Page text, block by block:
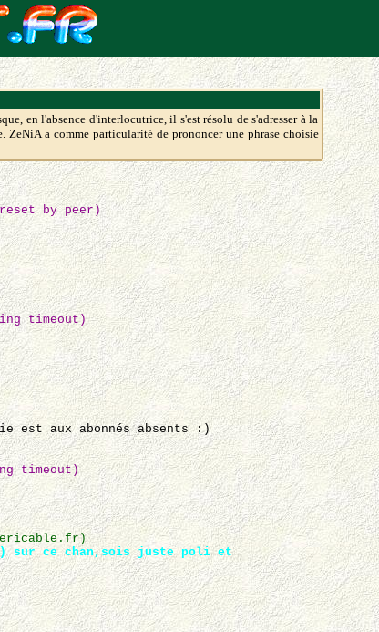
en l'absence d'interlocutrice, il s'est résolu de s'adresser à la
a comme particularité de prononcer une phrase choisie
reset by peer)
timeout)
aux abonnés absents :)
timeout)
sur ce chan,sois juste poli et